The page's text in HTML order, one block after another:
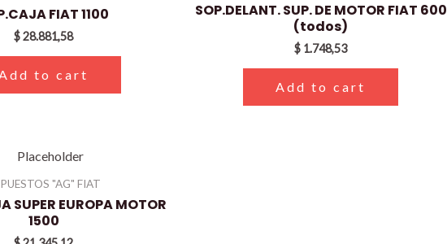
FIAT 1100
$28.881,58
to cart
SOP.DELANT. SUP. DE MOTOR FIAT 600
(todos)
$ 1.748,53
Add to cart
"AG" FIAT
SUPER EUROPA MOTOR
1500